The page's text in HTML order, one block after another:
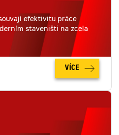
efektivitu práce
staveništi na zcela
VÍCE